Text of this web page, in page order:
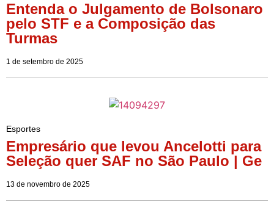
Entenda o Julgamento de Bolsonaro
pelo STF e a Composição das
Turmas
1 de setembro de 2025
Esportes
Empresário que levou Ancelotti para
Seleção quer SAF no São Paulo | Ge
13 de novembro de 2025